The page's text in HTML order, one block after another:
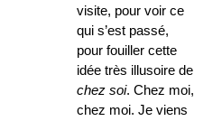
visite, pour voir ce
qui s’est passé,
pour fouiller cette
idée très illusoire de
chez soi. Chez moi,
chez moi. Je viens